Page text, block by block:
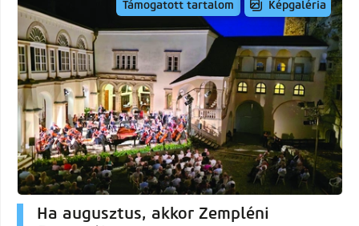
Támogatott tartalom Képgaléria
Ha augusztus, akkor Zempléni